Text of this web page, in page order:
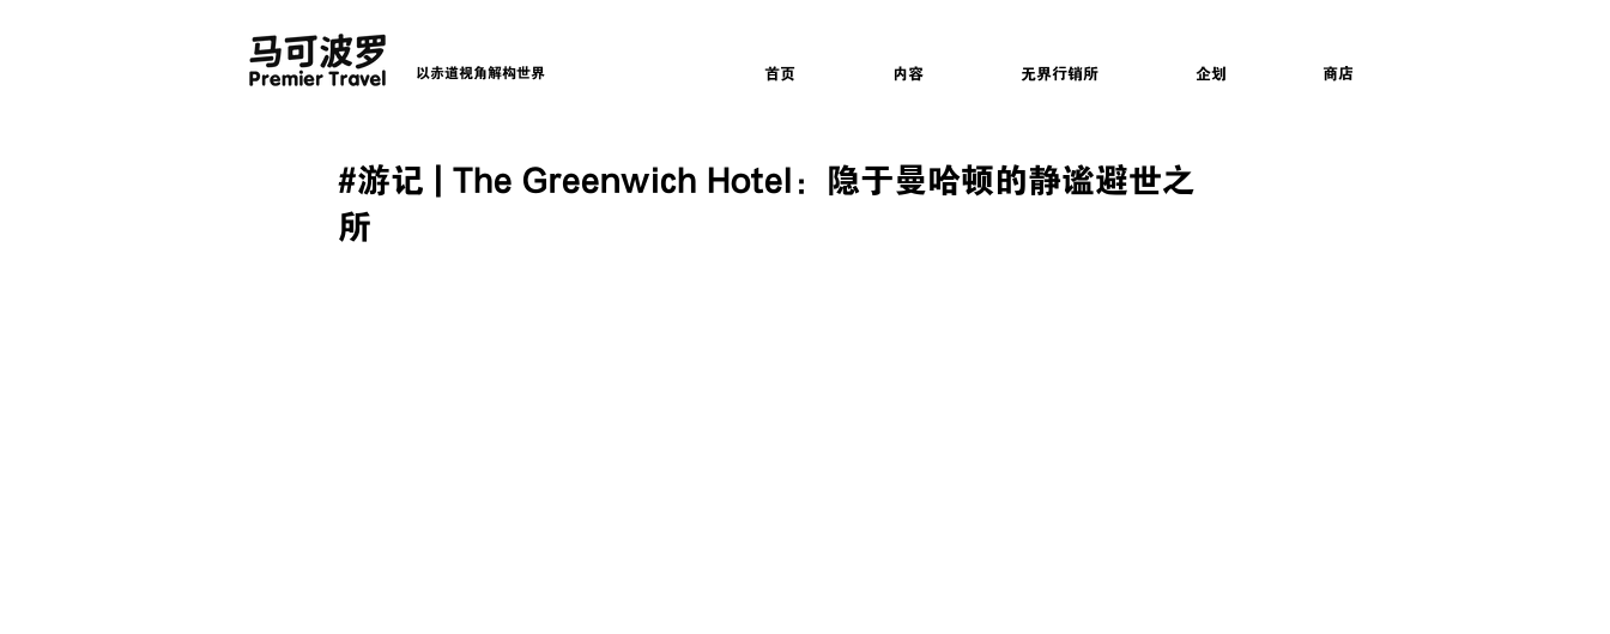
以赤道视角解构世界 首页 内容 无界行销所 企划 商店
#游记 | The Greenwich Hotel：隐于曼哈顿的静谧避世之
所